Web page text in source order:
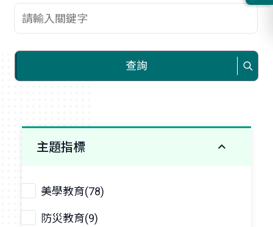
查詢關鍵字
查詢
主題指標
美學教育(78)
防災教育(9)